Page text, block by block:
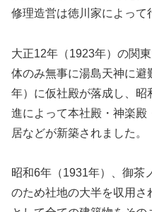
修理造営は徳川家によって
大正12年（1923年）の関
体のみ無事に湯島天神に
年）に仮社殿が落成し、
進によって本社殿・神楽殿
居などが新築されました。
昭和6年（1931年）、御茶
のため社地の大半を収用